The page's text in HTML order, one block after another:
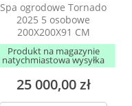
Spa ogrodowe Tornado
2025 5 osobowe
200X200X91 CM
Produkt na magazynie
natychmiastowa wysyłka
25 000,00 zł